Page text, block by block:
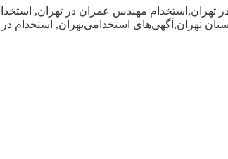
تهران,استخدام مهندس عمران در تهران,
تهران,آگهی‌های استخدامی‌تهران, استخدام